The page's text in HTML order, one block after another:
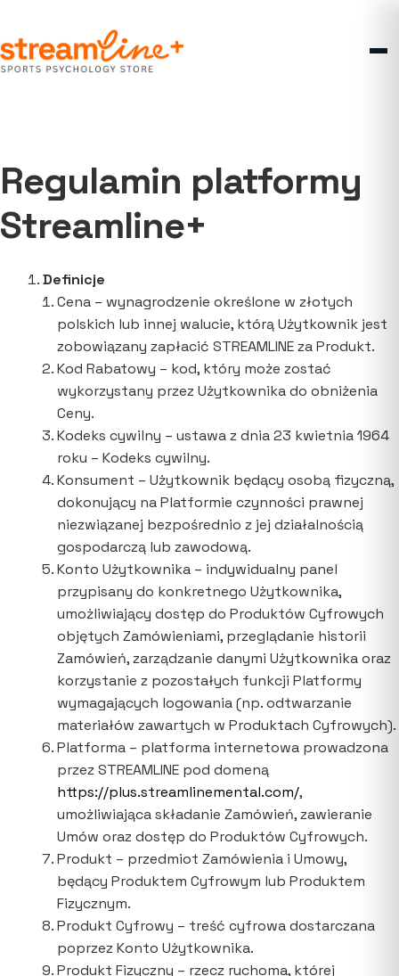
Przejdź
Przejdź
Regulamin platformy
Streamline+
Definicje
Cena – wynagrodzenie określone w złotych
polskich lub innej walucie, którą Użytkownik jest
zobowiązany zapłacić STREAMLINE za Produkt.
Kod Rabatowy – kod, który może zostać
wykorzystany przez Użytkownika do obniżenia
Ceny.
Kodeks cywilny – ustawa z dnia 23 kwietnia 1964
roku – Kodeks cywilny.
Konsument – Użytkownik będący osobą fizyczną,
dokonujący na Platformie czynności prawnej
niezwiązanej bezpośrednio z jej działalnością
gospodarczą lub zawodową.
Konto Użytkownika – indywidualny panel
przypisany do konkretnego Użytkownika,
umożliwiający dostęp do Produktów Cyfrowych
objętych Zamówieniami, przeglądanie historii
Zamówień, zarządzanie danymi Użytkownika oraz
korzystanie z pozostałych funkcji Platformy
wymagających logowania (np. odtwarzanie
materiałów zawartych w Produktach Cyfrowych).
Platforma – platforma internetowa prowadzona
przez STREAMLINE pod domeną
https://plus.streamlinemental.com/,
umożliwiająca składanie Zamówień, zawieranie
Umów oraz dostęp do Produktów Cyfrowych.
Produkt – przedmiot Zamówienia i Umowy,
będący Produktem Cyfrowym lub Produktem
Fizycznym.
Produkt Cyfrowy – treść cyfrowa dostarczana
poprzez Konto Użytkownika.
Produkt Fizyczny – rzecz ruchoma, której